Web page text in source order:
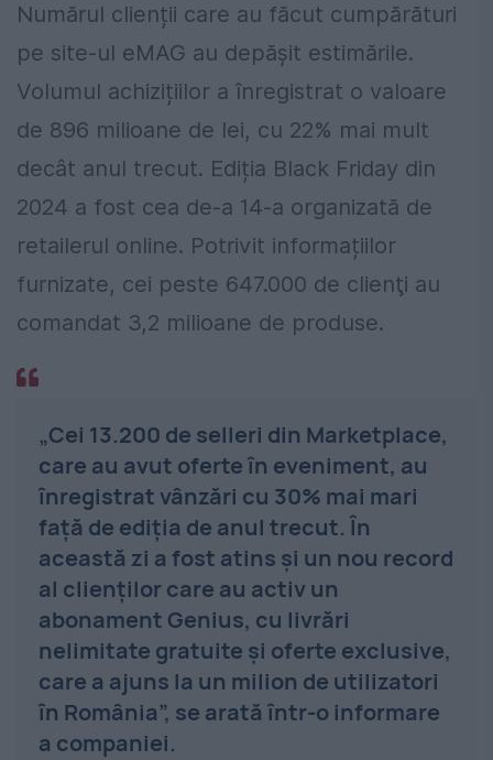
Numărul clienții care au făcut cumpărături
pe site-ul eMAG au depășit estimările.
Volumul achizițiilor a înregistrat o valoare
de 896 milioane de lei, cu 22% mai mult
decât anul trecut. Ediția Black Friday din
2024 a fost cea de-a 14-a organizată de
retailerul online. Potrivit informațiilor
furnizate, cei peste 647.000 de clienţi au
comandat 3,2 milioane de produse.
„Cei 13.200 de selleri din Marketplace,
care au avut oferte în eveniment, au
înregistrat vânzări cu 30% mai mari
faţă de ediţia de anul trecut. În
această zi a fost atins şi un nou record
al clienţilor care au activ un
abonament Genius, cu livrări
nelimitate gratuite şi oferte exclusive,
care a ajuns la un milion de utilizatori
în România”, se arată într-o informare
a companiei.